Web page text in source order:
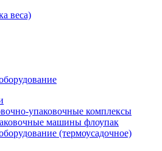
веса)
упаковочные комплексы
машины флоупак
(термоусадочное)